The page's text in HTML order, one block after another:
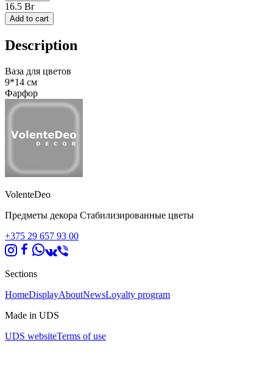
16.5 Br
Add to cart
Description
Ваза для цветов
9*14 см
Фарфор
VolenteDeo
Предметы декора Стабилизированные цветы
+375 29 657 93 00
Sections
HomeDisplayAboutNewsLoyalty program
Made in UDS
UDS websiteTerms of use